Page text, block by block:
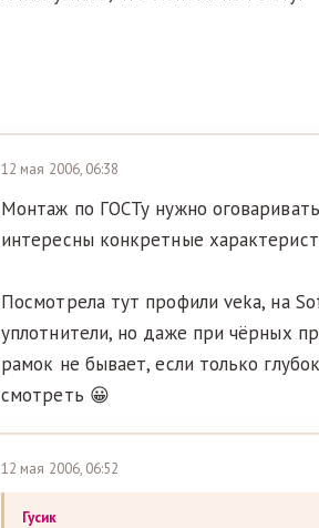
12 мая 2006, 06:38
Монтаж по ГОСТу нужно
интересны конкретные
Посмотрела тут профили veka, на
уплотнители, но даже при чёрных
рамок не бывает, если только
смотреть 😀
12 мая 2006, 06:52
Гусик